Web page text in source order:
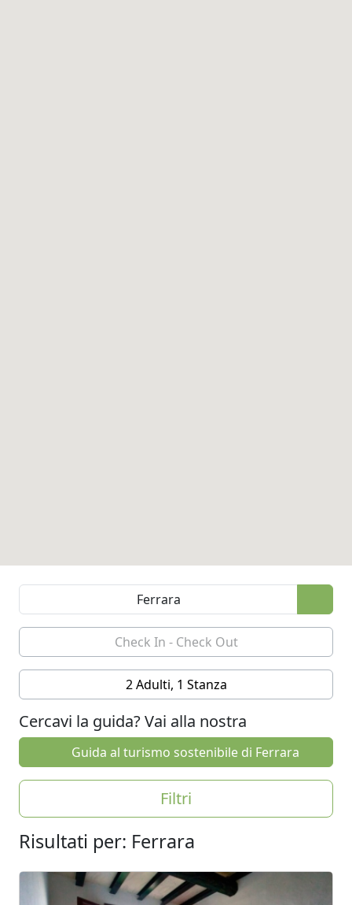
2 Adulti, 1 Stanza
Cercavi la guida? Vai alla nostra
Guida al turismo sostenibile di Ferrara
Filtri
Risultati per: Ferrara